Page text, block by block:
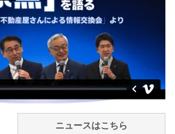
ニュースはこちら